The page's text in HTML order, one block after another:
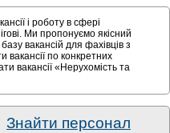
і роботу в сфері
Ми пропонуємо якісний
вакансій для фахівців з
по конкретних
вакансії «Нерухомість та
Знайти персонал